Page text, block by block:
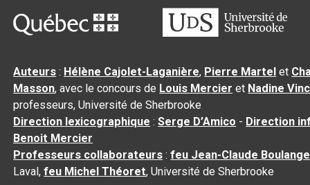
Auteurs : Hélène Cajolet-Laganière, Pierre Martel et
Masson, avec le concours de Louis Mercier et Nadine
professeurs, Université de Sherbrooke
Direction lexicographique :Serge D’Amico - Direction
Benoit Mercier
Professeurs collaborateurs :feu Jean-Claude
Laval,feu Michel Théoret, Université de Sherbrooke